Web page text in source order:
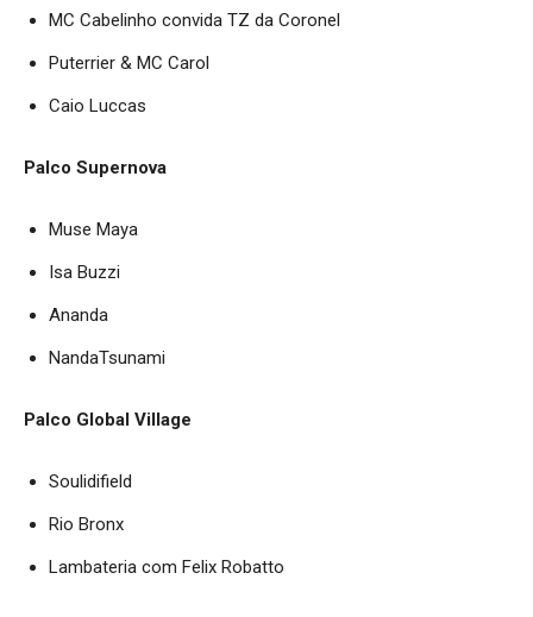
MC Cabelinho convida TZ da Coronel
Puterrier & MC Carol
Caio Luccas
Palco Supernova
Muse Maya
Isa Buzzi
Ananda
NandaTsunami
Palco Global Village
Soulidifield
Rio Bronx
Lambateria com Felix Robatto